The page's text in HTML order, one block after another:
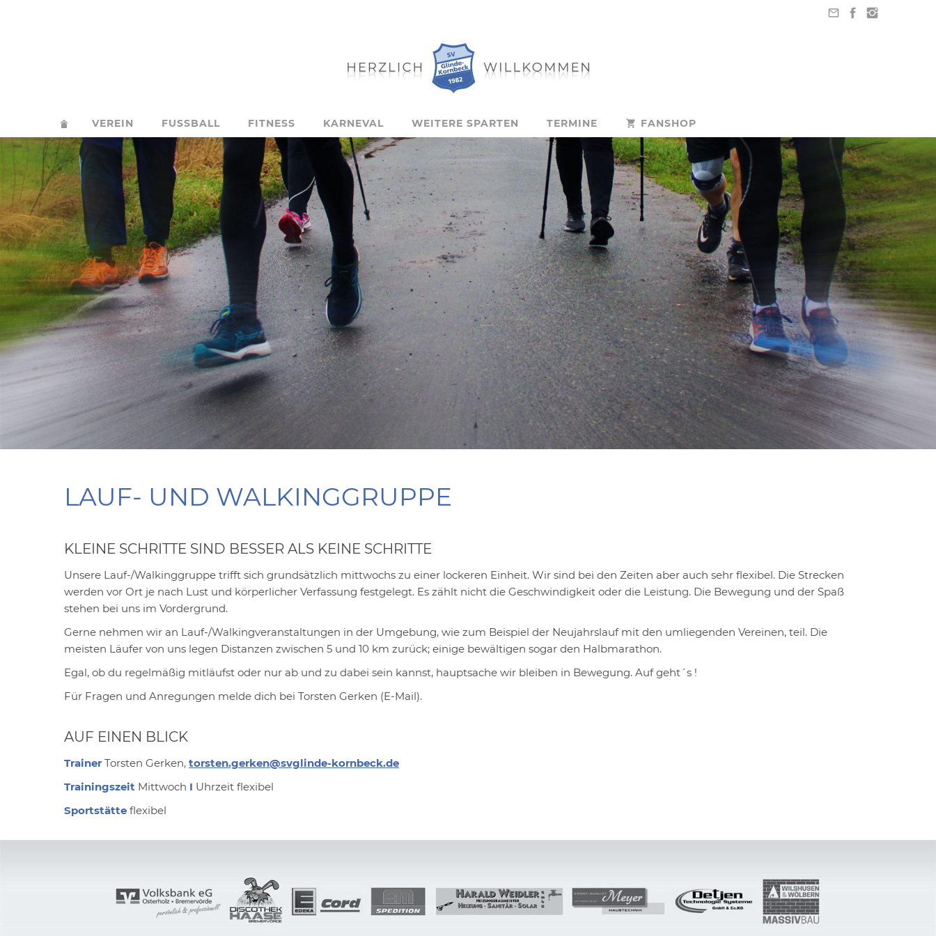
VEREIN FUSSBALL FITNESS KARNEVAL WEITERE SPARTEN TERMINE FANSHOP
LAUF- UND WALKINGGRUPPE
KLEINE SCHRITTE SIND BESSER ALS KEINE SCHRITTE
Unsere Lauf-/Walkinggruppe trifft sich grundsätzlich mittwochs zu einer lockeren Einheit. Wir sind bei den Zeiten aber auch sehr flexibel. Die Strecken
werden vor Ort je nach Lust und körperlicher Verfassung festgelegt. Es zählt nicht die Geschwindigkeit oder die Leistung. Die Bewegung und der Spaß
stehen bei uns im Vordergrund.
Gerne nehmen wir an Lauf-/Walkingveranstaltungen in der Umgebung, wie zum Beispiel der Neujahrslauf mit den umliegenden Vereinen, teil. Die
meisten Läufer von uns legen Distanzen zwischen 5 und 10 km zurück; einige bewältigen sogar den Halbmarathon.
Egal, ob du regelmäßig mitläufst oder nur ab und zu dabei sein kannst, hauptsache wir bleiben in Bewegung. Auf geht´s !
Für Fragen und Anregungen melde dich bei Torsten Gerken (E-Mail).
AUF EINEN BLICK
Trainer Torsten Gerken, torsten.gerken@svglinde-kornbeck.de
Trainingszeit Mittwoch I Uhrzeit flexibel
Sportstätte flexibel